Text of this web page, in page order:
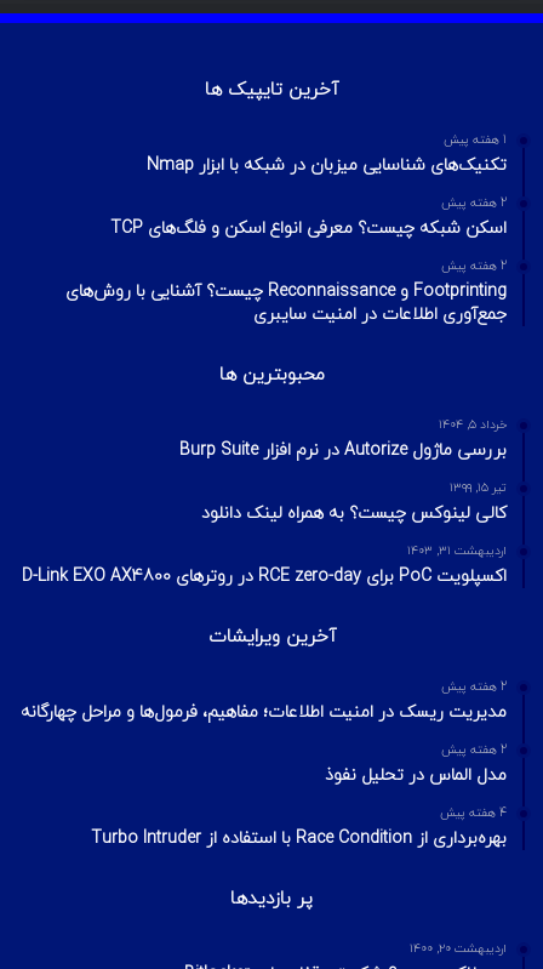
آخرین تایپیک ها
1 هفته پیش
تکنیک‌های شناسایی میزبان در شبکه با ابزار Nmap
2 هفته پیش
اسکن شبکه چیست؟ معرفی انواع اسکن و فلگ‌های TCP
2 هفته پیش
Footprinting و Reconnaissance چیست؟ آشنایی با روش‌های
جمع‌آوری اطلاعات در امنیت سایبری
محبوبترین ها
خرداد ۵, ۱۴۰۴
بررسی ماژول Autorize در نرم افزار Burp Suite
تیر ۱۵, ۱۳۹۹
کالی لینوکس چیست؟ به همراه لینک دانلود
اردیبهشت ۳۱, ۱۴۰۳
اکسپلویت PoC برای RCE zero-day در روترهای D-Link EXO AX4800
آخرین ویرایشات
2 هفته پیش
مدیریت ریسک در امنیت اطلاعات؛ مفاهیم، فرمول‌ها و مراحل چهارگانه
2 هفته پیش
مدل الماس در تحلیل نفوذ
4 هفته پیش
بهره‌برداری از Race Condition با استفاده از Turbo Intruder
پر بازدیدها
اردیبهشت ۲۰, ۱۴۰۰